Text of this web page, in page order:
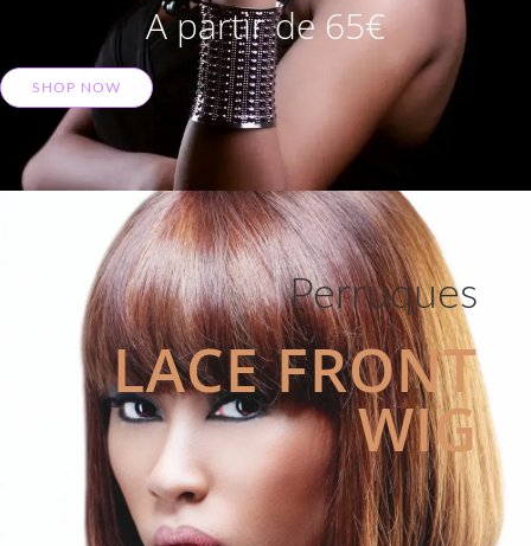
A partir de 65€
SHOP NOW
Perruques
LACE FRONT
WIG